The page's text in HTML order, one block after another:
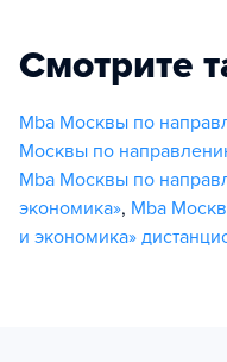
Смотрите
Mba Москвы по
Москвы по
Mba Москвы по
экономика», Mba
и экономика»